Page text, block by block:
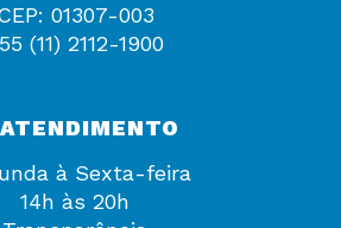
01307-003
(11) 2112-1900
à Sexta-feira
14h às 20h